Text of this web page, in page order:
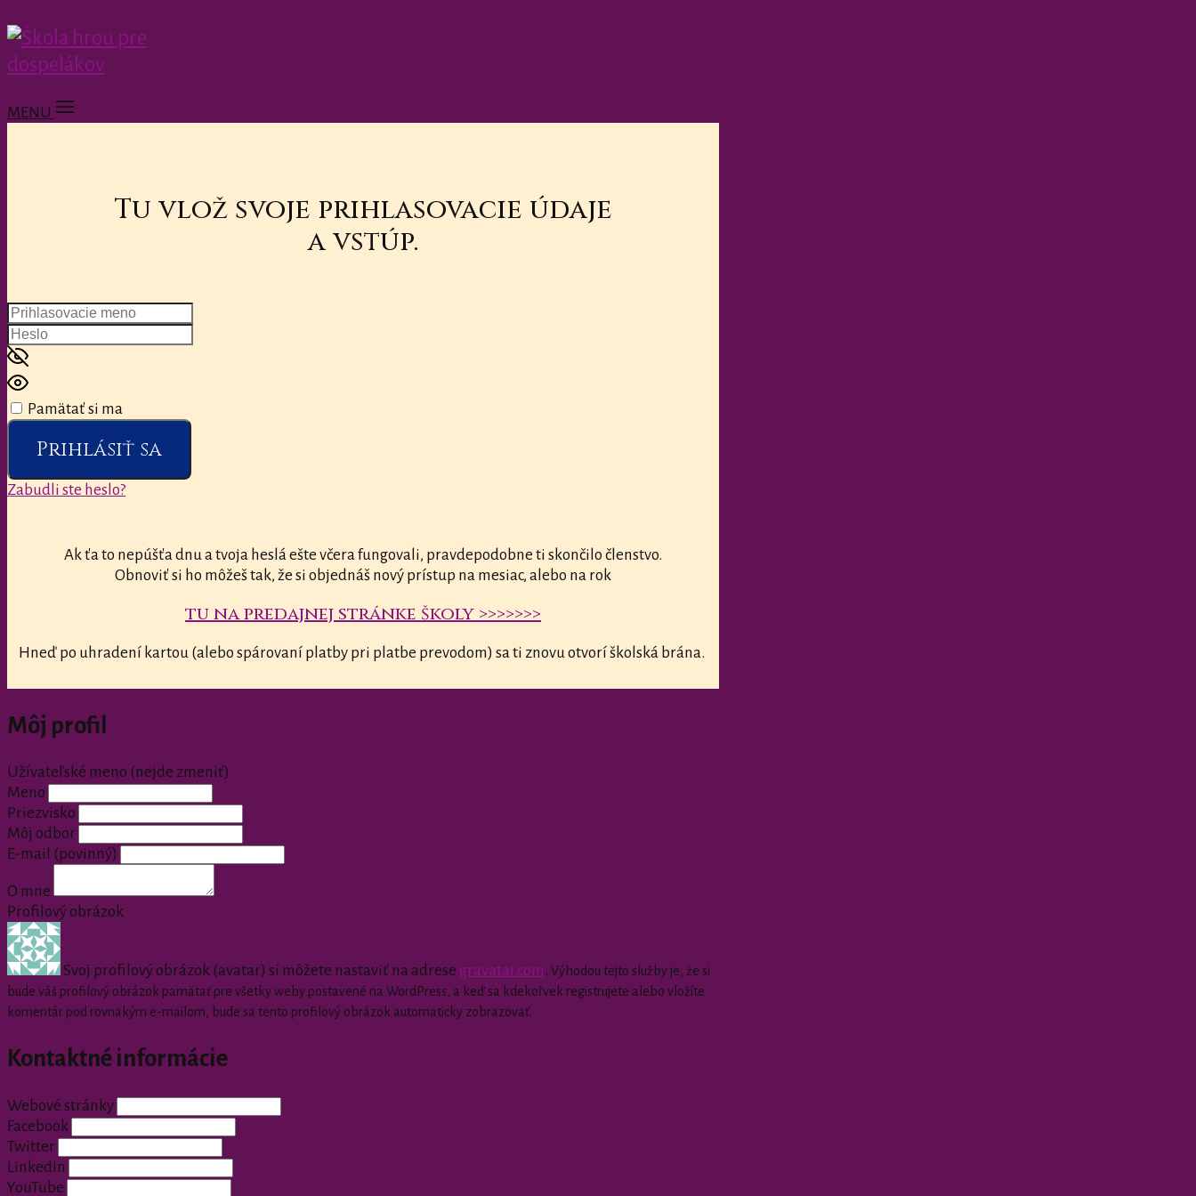
MENU
Tu vlož svoje prihlasovacie údaje
a vstúp.
Pamätať si ma
Prihlásiť sa
Zabudli ste heslo?
Ak ťa to nepúšťa dnu a tvoja heslá ešte včera fungovali, pravdepodobne ti skončilo členstvo.
Obnoviť si ho môžeš tak, že si objednáš nový prístup na mesiac, alebo na rok
tu na predajnej stránke školy >>>>>>>
Hneď po uhradení kartou (alebo spárovaní platby pri platbe prevodom) sa ti znovu otvorí školská brána.
Môj profil
Užívateľské meno (nejde zmeniť)
Meno
Priezvisko
Môj odbor
E-mail
(povinný)
O mne
Profilový obrázok
Svoj profilový obrázok (avatar) si môžete nastaviť na adrese gravatar.com . Výhodou tejto služby je, že si
bude váš profilový obrázok pamätať pre všetky weby postavené na WordPress, a keď sa kdekoľvek registrujete alebo vložíte
komentár pod rovnakým e-mailom, bude sa tento profilový obrázok automaticky zobrazovať.
Kontaktné informácie
Webové stránky
Facebook
Twitter
LinkedIn
YouTube